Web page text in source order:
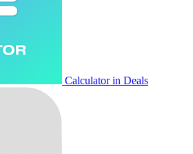
Calculator in Deals